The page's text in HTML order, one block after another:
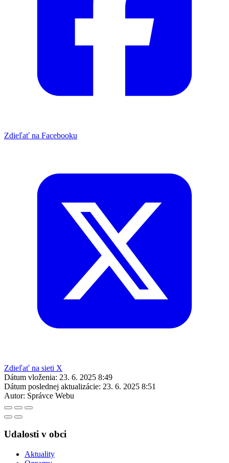
Zdieľať na Facebooku
Zdieľať na sieti X
Dátum vloženia: 23. 6. 2025 8:49
Dátum poslednej aktualizácie: 23. 6. 2025 8:51
Autor: Správce Webu
Udalosti v obci
Aktuality